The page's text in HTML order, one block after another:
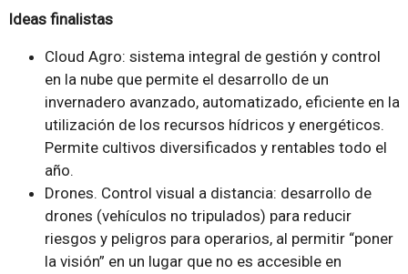
Ideas finalistas
Cloud Agro: sistema integral de gestión y control
en la nube que permite el desarrollo de un
invernadero avanzado, automatizado, eficiente en la
utilización de los recursos hídricos y energéticos.
Permite cultivos diversificados y rentables todo el
año.
Drones. Control visual a distancia: desarrollo de
drones (vehículos no tripulados) para reducir
riesgos y peligros para operarios, al permitir “poner
la visión” en un lugar que no es accesible en